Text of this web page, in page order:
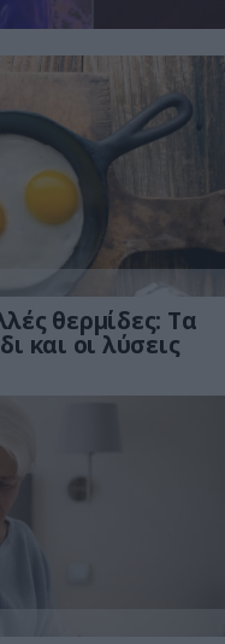
θερμίδες: Τα
και οι λύσεις